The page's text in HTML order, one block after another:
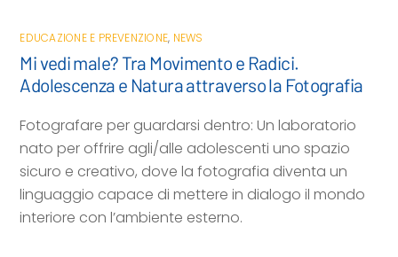
EDUCAZIONE E PREVENZIONE, NEWS
Mi vedi male? Tra Movimento e Radici.
Adolescenza e Natura attraverso la Fotografia
Fotografare per guardarsi dentro: Un laboratorio
nato per offrire agli/alle adolescenti uno spazio
sicuro e creativo, dove la fotografia diventa un
linguaggio capace di mettere in dialogo il mondo
interiore con l’ambiente esterno.